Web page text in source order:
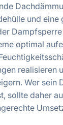
und eine
optimal
realisieren
Wer sein
sollte daher